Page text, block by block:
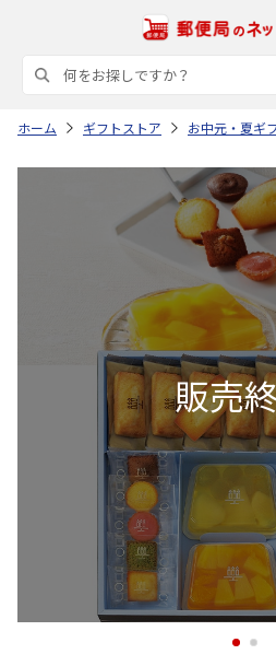
ホーム ギフトストア お中元・夏ギ
1 2